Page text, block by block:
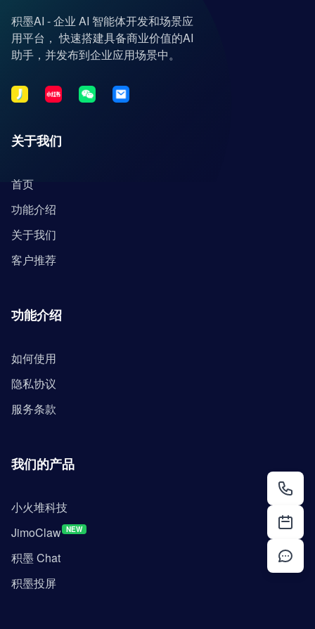
积墨AI - 企业 AI 智能体开发和场景应
用平台， 快速搭建具备商业价值的AI
助手，并发布到企业应用场景中。
关于我们
首页
功能介绍
关于我们
客户推荐
功能介绍
如何使用
隐私协议
服务条款
我们的产品
小火堆科技
JimoClaw NEW
积墨 Chat
积墨投屏